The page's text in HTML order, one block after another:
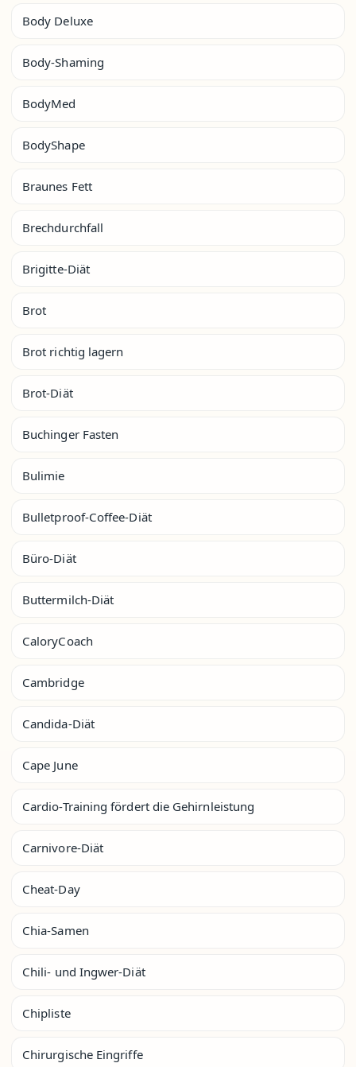
Body Deluxe
Body-Shaming
BodyMed
BodyShape
Braunes Fett
Brechdurchfall
Brigitte-Diät
Brot
Brot richtig lagern
Brot-Diät
Buchinger Fasten
Bulimie
Bulletproof-Coffee-Diät
Büro-Diät
Buttermilch-Diät
CaloryCoach
Cambridge
Candida-Diät
Cape June
Cardio-Training fördert die Gehirnleistung
Carnivore-Diät
Cheat-Day
Chia-Samen
Chili- und Ingwer-Diät
Chipliste
Chirurgische Eingriffe